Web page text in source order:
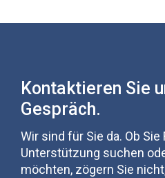
Kontaktieren Sie
Gespräch.
Wir sind für Sie da. Ob Sie
Unterstützung suchen
möchten, zögern Sie